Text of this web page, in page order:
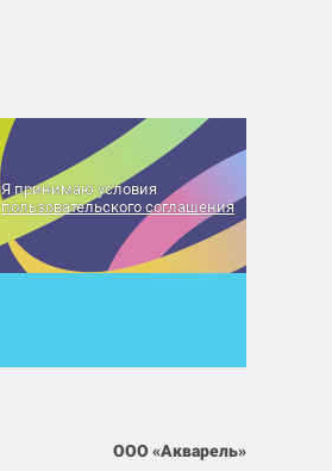
Я принимаю условия
пользовательского соглашения
ООО «Акварель»